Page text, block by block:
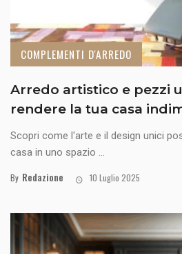
COMPLEMENTI D'ARREDO
Arredo artistico e pezzi
rendere la tua casa
Scopri come l'arte e il design unici
casa in uno spazio ...
By Redazione 10 Luglio 2025